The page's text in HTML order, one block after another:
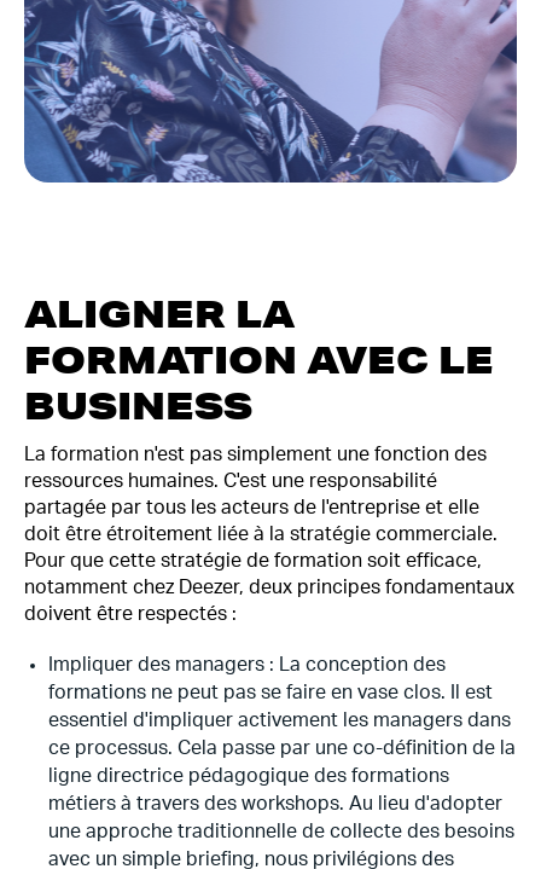
ALIGNER LA
FORMATION AVEC LE
BUSINESS
La formation n'est pas simplement une fonction des
ressources humaines. C'est une responsabilité
partagée par tous les acteurs de l'entreprise et elle
doit être étroitement liée à la stratégie commerciale.
Pour que cette stratégie de formation soit efficace,
notamment chez Deezer, deux principes fondamentaux
doivent être respectés :
Impliquer des managers : La conception des
formations ne peut pas se faire en vase clos. Il est
essentiel d'impliquer activement les managers dans
ce processus. Cela passe par une co-définition de la
ligne directrice pédagogique des formations
métiers à travers des workshops. Au lieu d'adopter
une approche traditionnelle de collecte des besoins
avec un simple briefing, nous privilégions des